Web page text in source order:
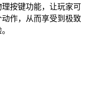
按键功能，让玩家可
作，从而享受到极致